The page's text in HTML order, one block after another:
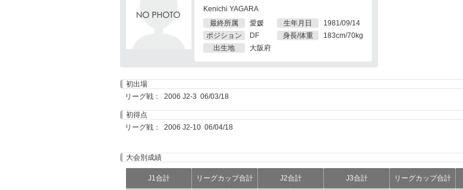
Kenichi YAGARA
最終所属
愛媛
ポジション
DF
出生地
大阪府
生年月日
1981/09/14
身長/体重
183cm/70kg
初出場
リーグ戦： 2006 J2-3 06/03/18
初得点
リーグ戦： 2006 J2-10 06/04/18
大会別成績
J1合計 リーグカップ合計 J2合計 J3合計 リーグカップ合計